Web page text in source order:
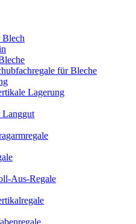
für Bleche
Lagerung
Langgut
Aus-Regale